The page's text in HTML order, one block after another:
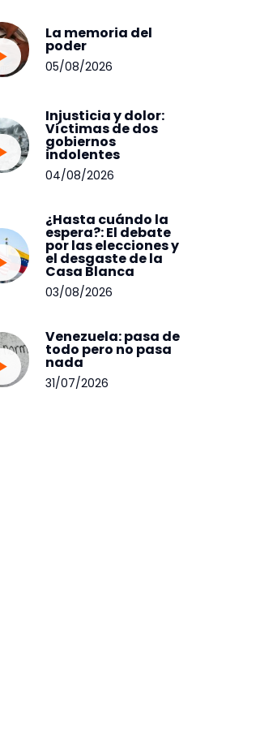
La memoria del
poder
05/08/2026
Injusticia y dolor:
Víctimas de dos
gobiernos
indolentes
04/08/2026
¿Hasta cuándo la
espera?: El debate
por las elecciones y
el desgaste de la
Casa Blanca
03/08/2026
Venezuela: pasa de
todo pero no pasa
nada
31/07/2026